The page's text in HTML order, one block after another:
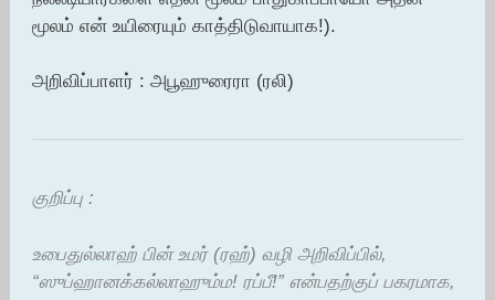
மூலம் என் உயிரையும் காத்திடுவாயாக!).
அறிவிப்பாளர் : அபூஹுரைரா (ரலி)
குறிப்பு :
உபைதுல்லாஹ் பின் உமர் (ரஹ்) வழி அறிவிப்பில்,
“ஸுப்ஹானக்கல்லாஹும்ம! ரப்பீ!” என்பதற்குப் பகரமாக,